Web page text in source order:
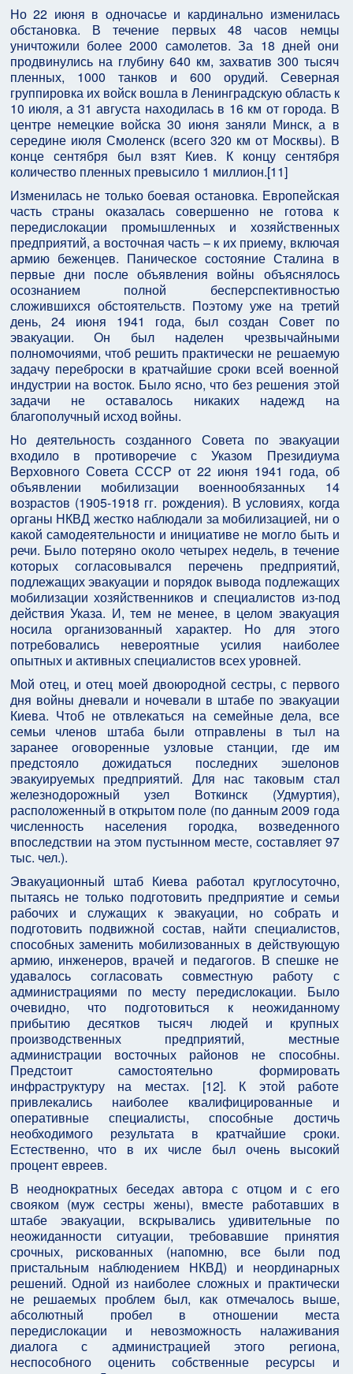
Но 22 июня в одночасье и кардинально изменилась
обстановка. В течение первых 48 часов немцы
уничтожили более 2000 самолетов. За 18 дней они
продвинулись на глубину 640 км, захватив 300 тысяч
пленных, 1000 танков и 600 орудий. Северная
группировка их войск вошла в Ленинградскую область к
10 июля, а 31 августа находилась в 16 км от города. В
центре немецкие войска 30 июня заняли Минск, а в
середине июля Смоленск (всего 320 км от Москвы). В
конце сентября был взят Киев. К концу сентября
количество пленных превысило 1 миллион.[11]
Изменилась не только боевая остановка. Европейская
часть страны оказалась совершенно не готова к
передислокации промышленных и хозяйственных
предприятий, а восточная часть – к их приему, включая
армию беженцев. Паническое состояние Сталина в
первые дни после объявления войны объяснялось
осознанием полной бесперспективностью
сложившихся обстоятельств. Поэтому уже на третий
день, 24 июня 1941 года, был создан Совет по
эвакуации. Он был наделен чрезвычайными
полномочиями, чтоб решить практически не решаемую
задачу переброски в кратчайшие сроки всей военной
индустрии на восток. Было ясно, что без решения этой
задачи не оставалось никаких надежд на
благополучный исход войны.
Но деятельность созданного Совета по эвакуации
входило в противоречие с Указом Президиума
Верховного Совета СССР от 22 июня 1941 года, об
объявлении мобилизации военнообязанных 14
возрастов (1905-1918 гг. рождения). В условиях, когда
органы НКВД жестко наблюдали за мобилизацией, ни о
какой самодеятельности и инициативе не могло быть и
речи. Было потеряно около четырех недель, в течение
которых согласовывался перечень предприятий,
подлежащих эвакуации и порядок вывода подлежащих
мобилизации хозяйственников и специалистов из-под
действия Указа. И, тем не менее, в целом эвакуация
носила организованный характер. Но для этого
потребовались невероятные усилия наиболее
опытных и активных специалистов всех уровней.
Мой отец, и отец моей двоюродной сестры, с первого
дня войны дневали и ночевали в штабе по эвакуации
Киева. Чтоб не отвлекаться на семейные дела, все
семьи членов штаба были отправлены в тыл на
заранее оговоренные узловые станции, где им
предстояло дожидаться последних эшелонов
эвакуируемых предприятий. Для нас таковым стал
железнодорожный узел Воткинск (Удмуртия),
расположенный в открытом поле (по данным 2009 года
численность населения городка, возведенного
впоследствии на этом пустынном месте, составляет 97
тыс. чел.).
Эвакуационный штаб Киева работал круглосуточно,
пытаясь не только подготовить предприятие и семьи
рабочих и служащих к эвакуации, но собрать и
подготовить подвижной состав, найти специалистов,
способных заменить мобилизованных в действующую
армию, инженеров, врачей и педагогов. В спешке не
удавалось согласовать совместную работу с
администрациями по месту передислокации. Было
очевидно, что подготовиться к неожиданному
прибытию десятков тысяч людей и крупных
производственных предприятий, местные
администрации восточных районов не способны.
Предстоит самостоятельно формировать
инфраструктуру на местах. [12]. К этой работе
привлекались наиболее квалифицированные и
оперативные специалисты, способные достичь
необходимого результата в кратчайшие сроки.
Естественно, что в их числе был очень высокий
процент евреев.
В неоднократных беседах автора с отцом и с его
свояком (муж сестры жены), вместе работавших в
штабе эвакуации, вскрывались удивительные по
неожиданности ситуации, требовавшие принятия
срочных, рискованных (напомню, все были под
пристальным наблюдением НКВД) и неординарных
решений. Одной из наиболее сложных и практически
не решаемых проблем был, как отмечалось выше,
абсолютный пробел в отношении места
передислокации и невозможность налаживания
диалога с администрацией этого региона,
неспособного оценить собственные ресурсы и